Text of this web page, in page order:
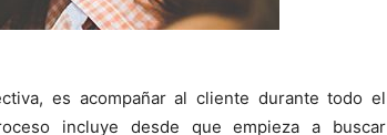
es acompañar al cliente durante todo el
incluye desde que empieza a buscar